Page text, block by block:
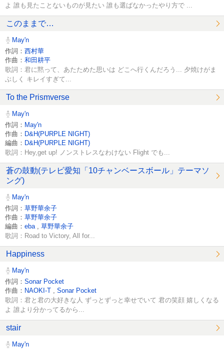
よ 誰も見たことないものが見たい 誰も選ばなかったやり方で ...
このままで…
May'n
作詞： 西村華
作曲： 和田耕平
歌詞：君に黙って、あたためた思いは どこへ行くんだろう... 夕焼けがま
ぶしく キレイすぎて...
To the Prismverse
May'n
作詞： May'n
作曲： D&H(PURPLE NIGHT)
編曲： D&H(PURPLE NIGHT)
歌詞：Hey,get up! ノンストレスなわけない Flight でも...
蒼の鼓動(テレビ愛知「10チャンベースボール」テーマソ
ング)
May'n
作詞： 草野華余子
作曲： 草野華余子
編曲： eba 草野華余子
歌詞：Road to Victory, All for...
Happiness
May'n
作詞： Sonar Pocket
作曲： NAOKI-T Sonar Pocket
歌詞：君と君の大好きな人 ずっとずっと幸せでいて 君の笑顔 嬉しくなる
よ 誰より分かってるから...
stair
May'n